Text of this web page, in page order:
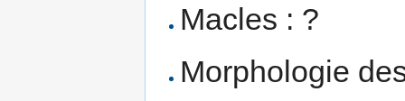
Macles : ?
Morphologie